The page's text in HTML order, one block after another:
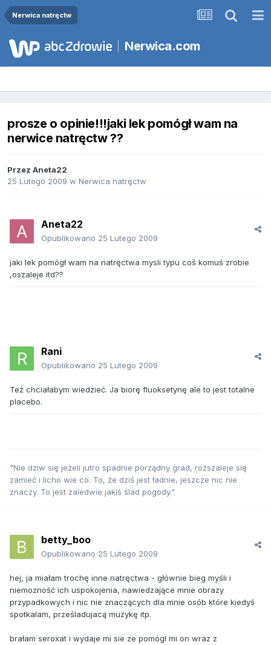
Nerwica natręctw
Nerwica.com
prosze o opinie!!!jaki lek pomógł wam na
nerwice natręctw ??
Przez Aneta22
25 Lutego 2009 w Nerwica natręctw
Aneta22
Opublikowano 25 Lutego 2009
jaki lek pomógł wam na natręctwa mysli typu coś komuś zrobie
,oszaleje itd??
Rani
Opublikowano 25 Lutego 2009
Też chciałabym wiedzieć. Ja biorę fluoksetynę ale to jest totalne
placebo.
"Nie dziw się jeżeli jutro spadnie porządny grad, rozszaleje się
zamieć i licho wie co. To, że dziś jest ładnie, jeszcze nic nie
znaczy. To jest zaledwie jakiś ślad pogody."
betty_boo
Opublikowano 25 Lutego 2009
hej, ja miałam trochę inne natręctwa - głównie bieg myśli i
niemozność ich uspokojenia, nawiedzające mnie obrazy
przypadkowych i nic nie znaczących dla mnie osób które kiedyś
spotkalam, prześladujacą muzykę itp.
brałam seroxat i wydaje mi sie ze pomógl mi on wraz z